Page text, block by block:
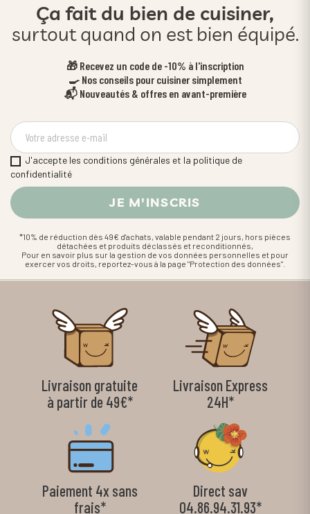
Ça fait du bien de cuisiner,
surtout quand on est bien équipé.
🎁 Recevez un code de -10% à l'inscription
🍳 Nos conseils pour cuisiner simplement
📬 Nouveautés & offres en avant-première
J'accepte les conditions générales et la politique de
confidentialité
*10% de réduction dès 49€ d'achats, valable pendant 2 jours, hors pièces
détachées et produits déclassés et reconditionnés,
Pour en savoir plus sur la gestion de vos données personnelles et pour
exercer vos droits, reportez-vous à la page "Protection des données".
Livraison gratuite
à partir de 49€*
Livraison Express
24H*
Paiement 4x sans
frais*
Direct sav
04.86.94.31.93*